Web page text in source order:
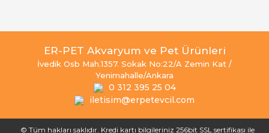
ER-PET Akvaryum ve Pet Ürünleri
İvedik Osb Mah.1357. Sokak No:22/A Zemin Kat /
Yenimahalle/Ankara
0 312 395 25 04
iletisim@erpetevcil.com
© Tüm hakları saklıdır. Kredi kartı bilgileriniz 256bit SSL sertifikası ile